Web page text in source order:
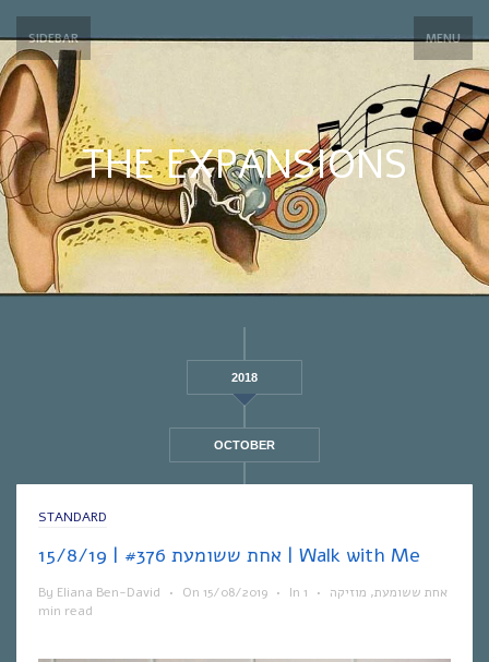
SIDEBAR MENU
THE EXPANSIONS
2018
OCTOBER
STANDARD
אחת ששומעת #376 | 15/8/19 | Walk with Me
By Eliana Ben-David • On 15/08/2019 • In אחת ששומעת, מוזיקה •
1
min read